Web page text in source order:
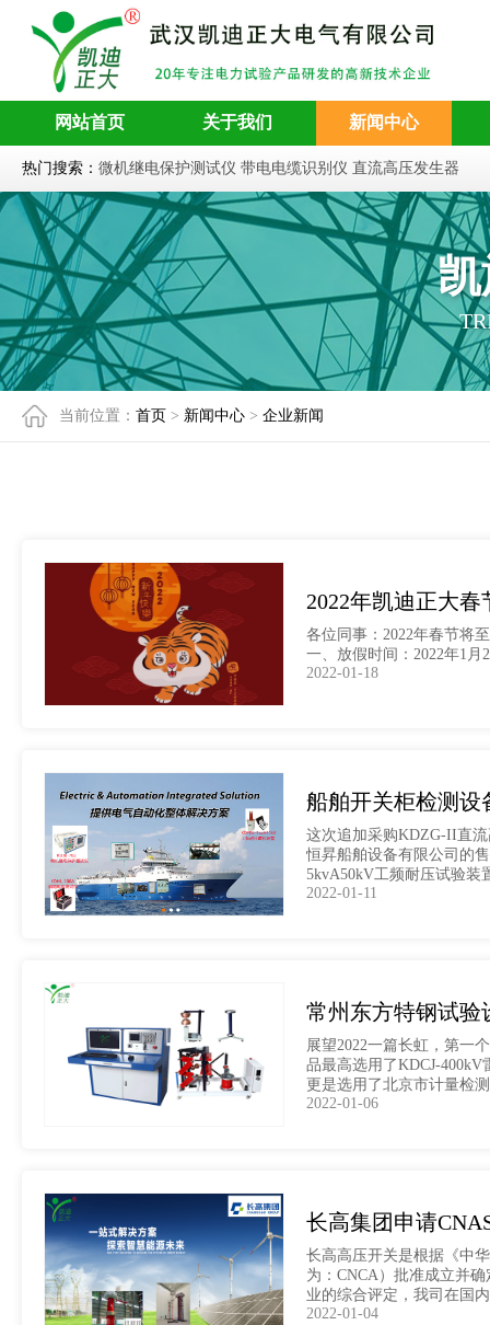
网站首页 关于我们 新闻中心
热门搜索： 微机继电保护测试仪 带电电缆识别仪 直流高压发生器
当前位置： 首页 > 新闻中心 > 企业新闻
2022年凯迪正大春
各位同事：2022年春节将
一、放假时间：2022年1月
2022-01-18
船舶开关柜检测设
这次追加采购KDZG-II直
恒昇船舶设备有限公司的
5kvA50kV工频耐压试验装
海洋工程船、公务船、科
2022-01-11
常州东方特钢试验
展望2022一篇长虹，第一
品最高选用了KDCJ-
更是选用了北京市计量检
2022-01-06
长高集团申请
长高高压开关是根据《中
为：CNCA）批准成立并
业的综合评定，我司在国
华润电力、华翔集团等公
2022-01-04